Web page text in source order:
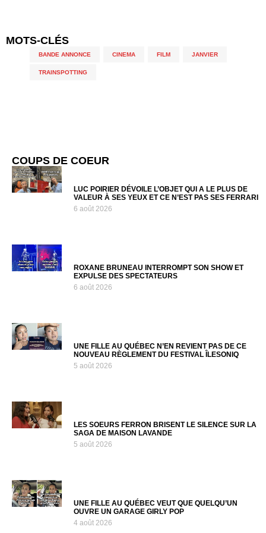
MOTS-CLÉS
BANDE ANNONCE CINEMA FILM JANVIER
TRAINSPOTTING
COUPS DE COEUR
LUC POIRIER DÉVOILE L’OBJET QUI A LE PLUS DE
VALEUR À SES YEUX ET CE N’EST PAS SES FERRARI
6 août 2026
ROXANE BRUNEAU INTERROMPT SON SHOW ET
EXPULSE DES SPECTATEURS
6 août 2026
UNE FILLE AU QUÉBEC N’EN REVIENT PAS DE CE
NOUVEAU RÈGLEMENT DU FESTIVAL ÎLESONIQ
5 août 2026
LES SOEURS FERRON BRISENT LE SILENCE SUR LA
SAGA DE MAISON LAVANDE
5 août 2026
UNE FILLE AU QUÉBEC VEUT QUE QUELQU’UN
OUVRE UN GARAGE GIRLY POP
4 août 2026